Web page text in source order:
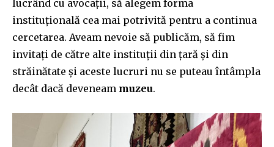
lucrând cu avocații, să alegem forma
instituțională cea mai potrivită pentru a continua
cercetarea. Aveam nevoie să publicăm, să fim
invitați de către alte instituții din țară și din
străinătate și aceste lucruri nu se puteau întâmpla
decât dacă deveneam muzeu.